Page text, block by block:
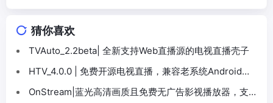
猜你喜欢
TVAuto_2.2beta| 全新支持Web直播源的电视直播壳子
HTV_4.0.0 | 免费开源电视直播，兼容老系统Android
OnStream|蓝光高清画质且免费无广告影视播放器，支持